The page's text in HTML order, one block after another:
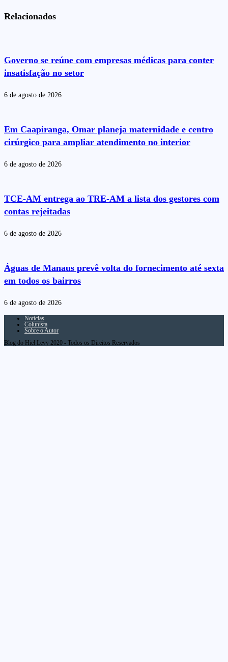
Relacionados
Governo se reúne com empresas médicas para conter
insatisfação no setor
6 de agosto de 2026
Em Caapiranga, Omar planeja maternidade e centro
cirúrgico para ampliar atendimento no interior
6 de agosto de 2026
TCE-AM entrega ao TRE-AM a lista dos gestores com
contas rejeitadas
6 de agosto de 2026
Águas de Manaus prevê volta do fornecimento até sexta
em todos os bairros
6 de agosto de 2026
Notícias
Colunista
Sobre o Autor
Blog do Hiel Levy 2020 - Todos os Direitos Reservados